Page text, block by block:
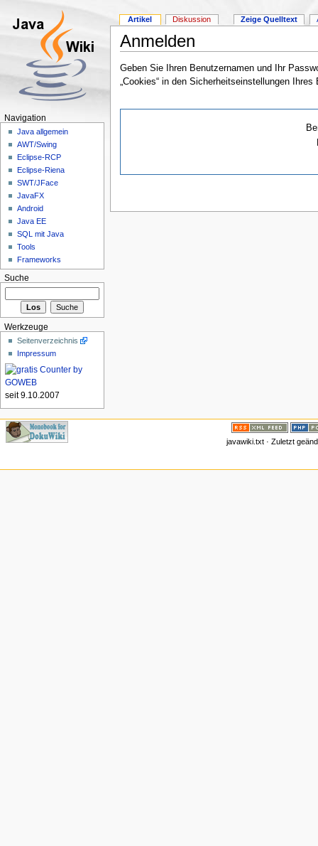
Anmelden
Geben Sie Ihren Benutzernamen und Ihr
„Cookies“ in den Sicherheitseinstellungen
Artikel Diskussion Zeige Quelltext
Navigation
Java allgemein
AWT/Swing
Eclipse-RCP
Eclipse-Riena
SWT/JFace
JavaFX
Android
Java EE
SQL mit Java
Tools
Frameworks
Suche
Werkzeuge
Seitenverzeichnis
Impressum
seit 9.10.2007
javawiki.txt · Zuletzt